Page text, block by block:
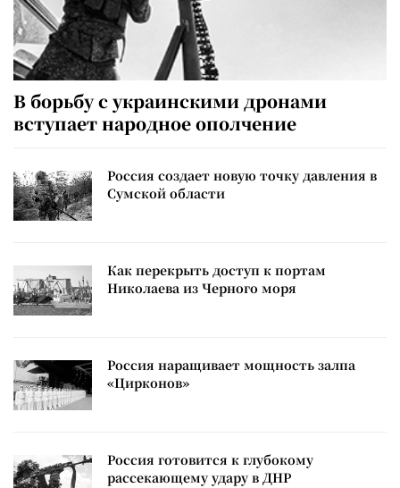
В борьбу с украинскими дронами
вступает народное ополчение
Россия создает новую точку давления в
Сумской области
Как перекрыть доступ к портам
Николаева из Черного моря
Россия наращивает мощность залпа
«Цирконов»
Россия готовится к глубокому
рассекающему удару в ДНР